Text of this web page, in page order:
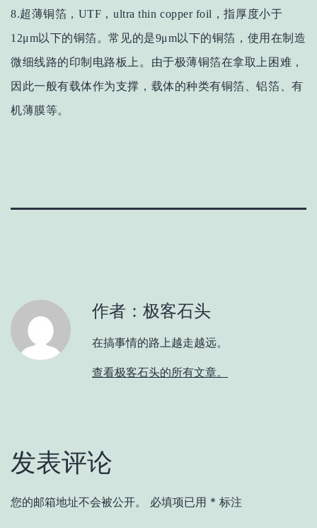
8.超薄铜箔，UTF，ultra thin copper foil，指厚度小于
12μm以下的铜箔。常见的是9μm以下的铜箔，使用在制造
微细线路的印制电路板上。由于极薄铜箔在拿取上困难，
因此一般有载体作为支撑，载体的种类有铜箔、铝箔、有
机薄膜等。
作者：极客石头
在搞事情的路上越走越远。
查看极客石头的所有文章。
发表评论
您的邮箱地址不会被公开。 必填项已用 * 标注